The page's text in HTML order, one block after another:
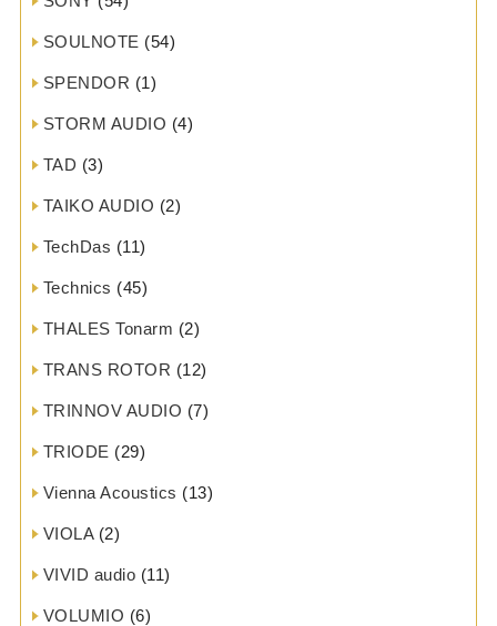
SOULNOTE (54)
SPENDOR (1)
STORM AUDIO (4)
TAD (3)
TAIKO AUDIO (2)
TechDas (11)
Technics (45)
THALES Tonarm (2)
TRANS ROTOR (12)
TRINNOV AUDIO (7)
TRIODE (29)
Vienna Acoustics (13)
VIOLA(2)
VIVID audio (11)
VOLUMIO (6)